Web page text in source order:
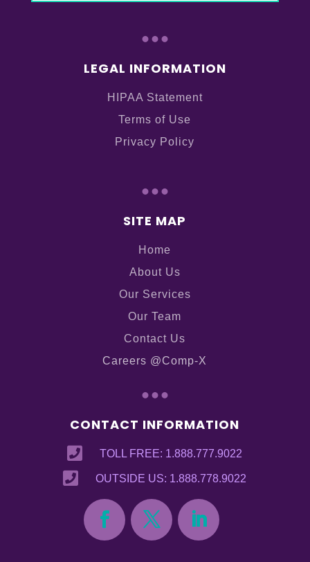
...
LEGAL INFORMATION
HIPAA Statement
Terms of Use
Privacy Policy
...
SITE MAP
Home
About Us
Our Services
Our Team
Contact Us
Careers @Comp-X
...
CONTACT INFORMATION

TOLL FREE: 1.888.777.9022
 OUTSIDE US: 1.888.778.9022